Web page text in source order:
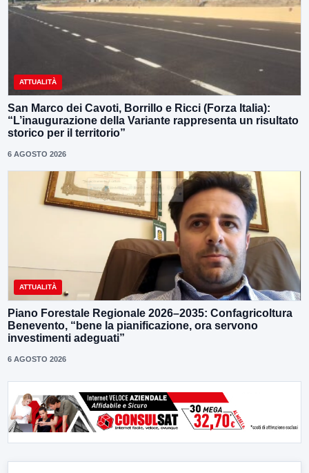
ATTUALITÀ
San Marco dei Cavoti, Borrillo e Ricci (Forza Italia):
“L’inaugurazione della Variante rappresenta un risultato
storico per il territorio”
6 AGOSTO 2026
ATTUALITÀ
Piano Forestale Regionale 2026–2035: Confagricoltura
Benevento, “bene la pianificazione, ora servono
investimenti adeguati”
6 AGOSTO 2026